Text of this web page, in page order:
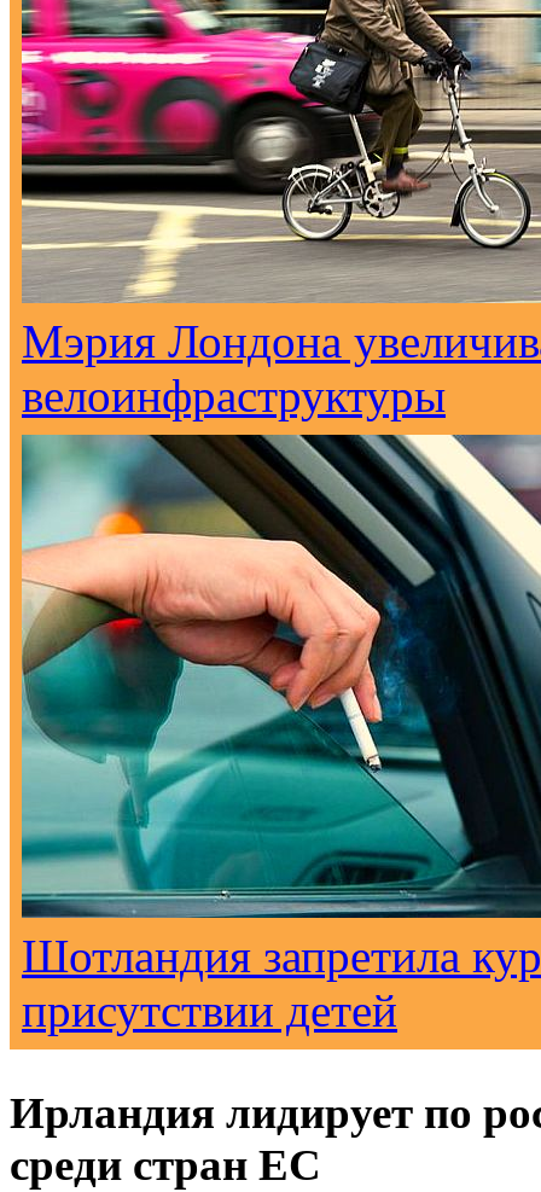
Мэрия Лондона
велоинфраструктуры
Шотландия запретила
присутствии детей
Ирландия лидирует по
среди стран ЕС